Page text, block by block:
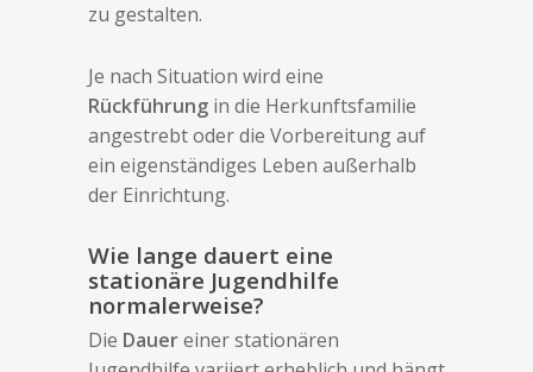
zu gestalten.
Je nach Situation wird eine
Rückführung in die Herkunftsfamilie
angestrebt oder die Vorbereitung auf
ein eigenständiges Leben außerhalb
der Einrichtung.
Wie lange dauert eine
stationäre Jugendhilfe
normalerweise?
Die Dauereiner stationären